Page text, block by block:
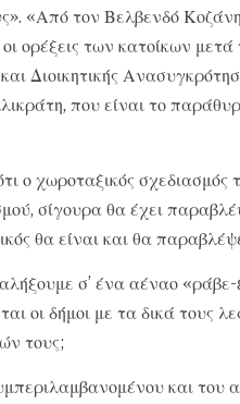
«Από τον Βελβενδό
ορέξεις των κατοίκων
Διοικητικής
που είναι το
ο χωροταξικός
σίγουρα θα έχει
θα είναι και θα
σ’ ένα αέναο
οι δήμοι με τα δικά τους
τους;
και του